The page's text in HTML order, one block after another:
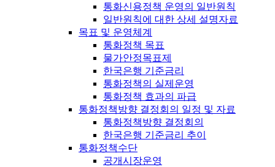
통화신용정책 운영의 일반원칙
일반원칙에 대한 상세 설명자료
목표 및 운영체계
통화정책 목표
물가안정목표제
한국은행 기준금리
통화정책의 실제운영
통화정책 효과의 파급
통화정책방향 결정회의 일정 및 자료
통화정책방향 결정회의
한국은행 기준금리 추이
통화정책수단
공개시장운영